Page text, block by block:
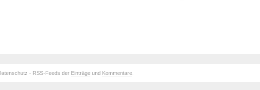
- RSS-Feeds der Einträge und Kommentare